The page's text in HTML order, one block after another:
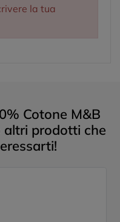
la tua
Cotone M&B
altri prodotti che